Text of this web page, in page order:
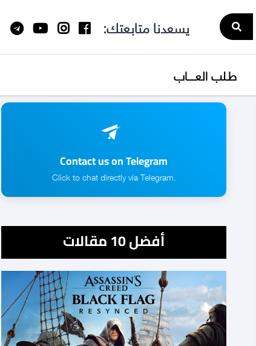
يسعدنا متابعتك:
طـلب العــــاب
Contact us on Telegram
.Click to chat directly via Telegram
أفضل 10 مقالات